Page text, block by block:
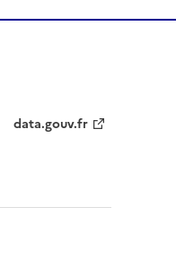
data.gouv.fr